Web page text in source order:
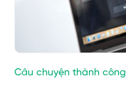
Câu chuyện thành công